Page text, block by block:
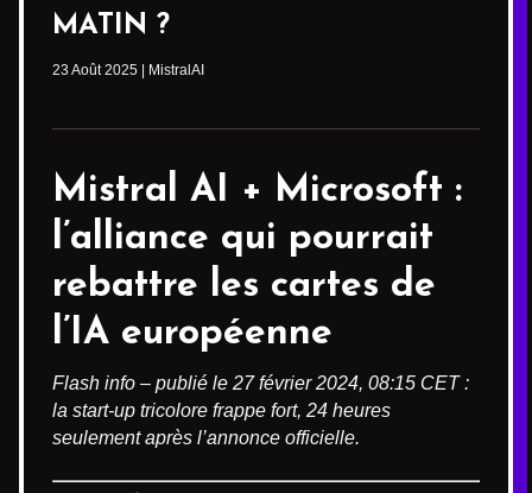
MATIN ?
23 Août 2025 MistralAI
Mistral AI + Microsoft :
l’alliance qui pourrait
rebattre les cartes de
l’IA européenne
Flash info – publié le 27 février 2024, 08:15 CET :
la start-up tricolore frappe fort, 24 heures
seulement après l’annonce officielle.